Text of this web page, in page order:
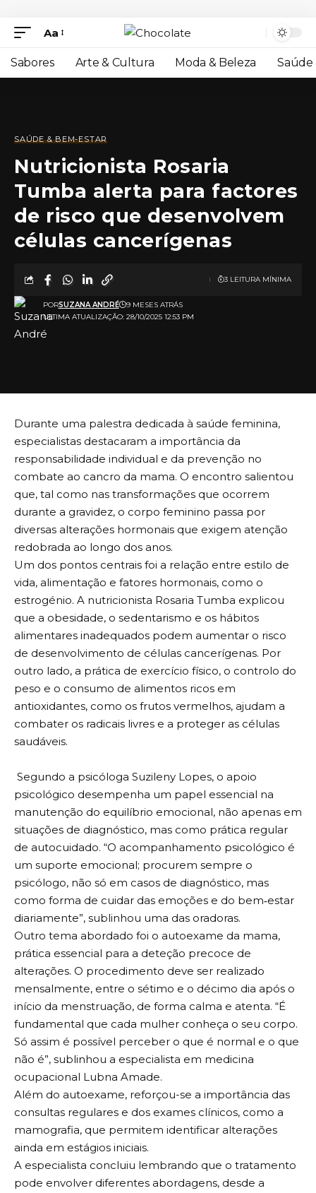
Aa
Sabores Arte & Cultura Moda & Beleza Saúde
SAÚDE & BEM-ESTAR
Nutricionista Rosaria
Tumba alerta para factores
de risco que desenvolvem
células cancerígenas
ULTIMA ATUALIZAÇÃO: 28/10/2025 12:53 PM
PORSUZANA ANDRÉ 9 MESES ATRÁS
3 LEITURA MÍNIMA
Durante uma palestra dedicada à saúde feminina,
especialistas destacaram a importância da
responsabilidade individual e da prevenção no
combate ao cancro da mama. O encontro salientou
que, tal como nas transformações que ocorrem
durante a gravidez, o corpo feminino passa por
diversas alterações hormonais que exigem atenção
redobrada ao longo dos anos.
Um dos pontos centrais foi a relação entre estilo de
vida, alimentação e fatores hormonais, como o
estrogénio. A nutricionista Rosaria Tumba explicou
que a obesidade, o sedentarismo e os hábitos
alimentares inadequados podem aumentar o risco
de desenvolvimento de células cancerígenas. Por
outro lado, a prática de exercício físico, o controlo do
peso e o consumo de alimentos ricos em
antioxidantes, como os frutos vermelhos, ajudam a
combater os radicais livres e a proteger as células
saudáveis.
Segundo a psicóloga Suzileny Lopes, o apoio
psicológico desempenha um papel essencial na
manutenção do equilíbrio emocional, não apenas em
situações de diagnóstico, mas como prática regular
de autocuidado. “O acompanhamento psicológico é
um suporte emocional; procurem sempre o
psicólogo, não só em casos de diagnóstico, mas
como forma de cuidar das emoções e do bem‑estar
diariamente”, sublinhou uma das oradoras.
Outro tema abordado foi o autoexame da mama,
prática essencial para a deteção precoce de
alterações. O procedimento deve ser realizado
mensalmente, entre o sétimo e o décimo dia após o
início da menstruação, de forma calma e atenta. “É
fundamental que cada mulher conheça o seu corpo.
Só assim é possível perceber o que é normal e o que
não é”, sublinhou a especialista em medicina
ocupacional Lubna Amade.
Além do autoexame, reforçou-se a importância das
consultas regulares e dos exames clínicos, como a
mamografia, que permitem identificar alterações
ainda em estágios iniciais.
A especialista concluiu lembrando que o tratamento
pode envolver diferentes abordagens, desde a